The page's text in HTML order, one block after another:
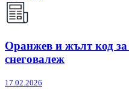
Оранжев и жълт код
снеговалеж
17.02.2026